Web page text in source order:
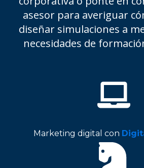
asesor para averiguar
diseñar simulaciones a
necesidades de
Marketing digital con